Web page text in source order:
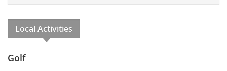
Local Activities
Golf